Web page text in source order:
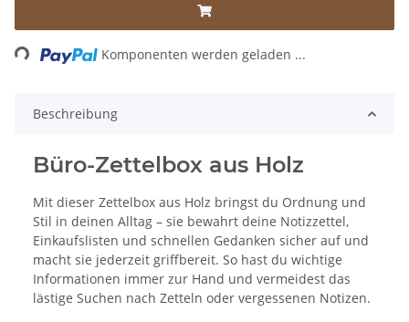
Loading... Komponenten werden geladen ...
Beschreibung
Büro-Zettelbox aus Holz
Mit dieser Zettelbox aus Holz bringst du Ordnung und
Stil in deinen Alltag – sie bewahrt deine Notizzettel,
Einkaufslisten und schnellen Gedanken sicher auf und
macht sie jederzeit griffbereit. So hast du wichtige
Informationen immer zur Hand und vermeidest das
lästige Suchen nach Zetteln oder vergessenen Notizen.